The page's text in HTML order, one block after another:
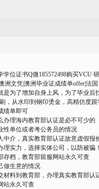
位证书Q微185572498购买VCU
洲文凭|澳洲毕业证成绩单offer|法
是为了增加自身上风，为了毕业
，从水印到钢印烫金，高精仿度跟
绩单即可
办理海内教育部认证是必不可少的
性单位或者考公务员的情况
中介，真实教育部认证故意虚假
实力，选择实体公司，以防被骗
存档，教育部留服网站永久可查
做生意的情况
材料到教育部，办理真实教育部认
站永久可查